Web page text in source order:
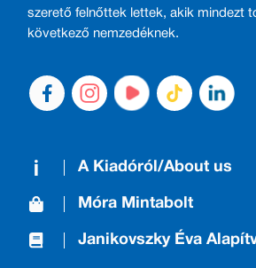
szerető felnőttek lettek, akik mindezt
következő nemzedéknek.
A Kiadóról/About us
Móra Mintabolt
Janikovszky Éva